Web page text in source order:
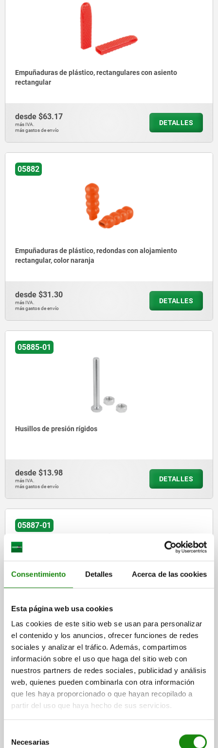
Consentimiento Detalles Acerca de las cookies
Esta página web usa cookies
Las cookies de este sitio web se usan para personalizar
el contenido y los anuncios, ofrecer funciones de redes
sociales y analizar el tráfico. Además, compartimos
información sobre el uso que haga del sitio web con
nuestros partners de redes sociales, publicidad y análisis
web, quienes pueden combinarla con otra información
que les haya proporcionado o que hayan recopilado a
partir del uso que haya hecho de sus servicios.
Necesarias
Empuñaduras de plástico, rectangulares con asiento
rectangular
desde $63.17
más IVA.
más gastos de envío
DETALLES
05882
Empuñaduras de plástico, redondas con alojamiento
rectangular, color naranja
desde $31.30
más IVA.
más gastos de envío
DETALLES
05885-01
Husillos de presión rígidos
desde $13.98
más IVA.
más gastos de envío
DETALLES
05887-01
Husillos de presión con pieza de presión de neopreno
desde$33.54
más IVA.
DETALLES
05888